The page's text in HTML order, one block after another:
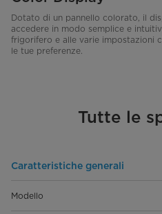
Dotato di un pannello colorato, il
accedere in modo semplice e
frigorifero e alle varie impostazioni
le tue preferenze.
Tutte le
Caratteristiche generali
Modello